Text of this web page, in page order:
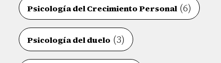
Psicología del Crecimiento Personal (6)
Psicología del duelo (3)